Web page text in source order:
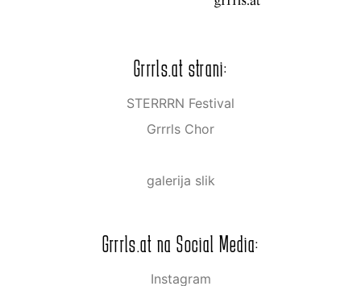
Grrrls.at strani:
STERRRN Festival
Grrrls Chor
galerija slik
Grrrls.at na Social Media:
Instagram